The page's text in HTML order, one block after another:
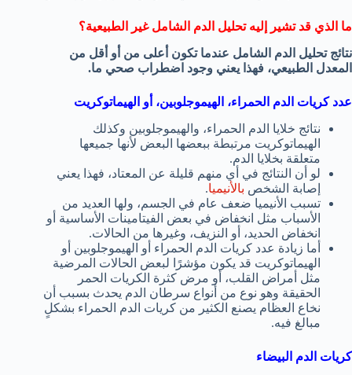
ما الذي قد تشير إليه تحليل الدم الشامل غير الطبيعية؟
نتائج تحليل الدم الشامل عندما تكون أعلى من أو أقل من
المعدل الطبيعي، فهذا يعني وجود اضطراب صحي ما.
عدد كريات الدم الحمراء، الهيموجلوبين، أو الهيماتوكريت
نتائج خلايا الدم الحمراء، والهيموجلوبين وكذلك
الهيماتوكريت مرتبطة ببعضها البعض لأنها جميعها
متعلقة بخلايا الدم.
لو أن النتائج في أي منهم قليلة عن المعتاد، فهذا يعني
إصابة الشخص بالأنيميا.
تسبب الأنيميا ضعف عام في الجسم، ولها العديد من
الأسباب مثل انخفاض في بعض الفيتامينات الأساسية أو
انخفاض الحديد، أو النزيف، وغيرها من الحالات.
أما زيادة عدد كريات الدم الحمراء أو الهيموجلوبين أو
الهيماتوكريت قد يكون مؤشرًا لبعض الحالات المرضية
مثل أمراض القلب، أو مرض كثرة الكريات الحمر
الحقيقة وهو نوع من أنواع سرطان الدم يحدث بسبب أن
نخاع العظام يصنع الكثير من كريات الدم الحمراء بشكلٍ
مبالغ فيه.
كريات الدم البيضاء